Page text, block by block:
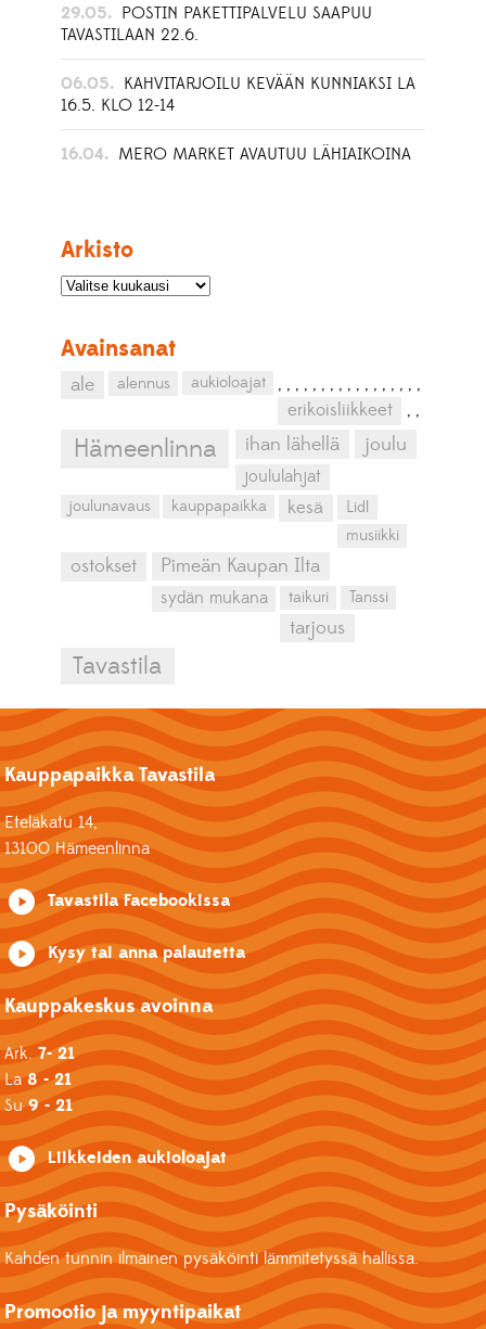
29.05. POSTIN PAKETTIPALVELU SAAPUU
TAVASTILAAN 22.6.
06.05. KAHVITARJOILU KEVÄÄN KUNNIAKSI LA
16.5. KLO 12-14
16.04. MERO MARKET AVAUTUU LÄHIAIKOINA
Arkisto
Avainsanat
ale ,
alennus ,
aukioloajat ,
erikoisliikkeet
,
Hämeenlinna
,
ihan lähellä
,
joulu
,
joululahjat
,
joulunavaus
,
kauppapaikka
,
kesä
,
Lidl
,
musiikki
,
ostokset
,
Pimeän Kaupan Ilta
,
sydän mukana
,
taikuri
,
Tanssi
,
tarjous
,
Tavastila
Kauppapaikka Tavastila
Eteläkatu 14,
13100 Hämeenlinna
Tavastila Facebookissa
Kysy tai anna palautetta
Kauppakeskus avoinna
Ark.7- 21
La8 - 21
Su9 - 21
Liikkeiden aukioloajat
Pysäköinti
Kahden tunnin ilmainen pysäköinti lämmitetyssä hallissa.
Promootio ja myyntipaikat